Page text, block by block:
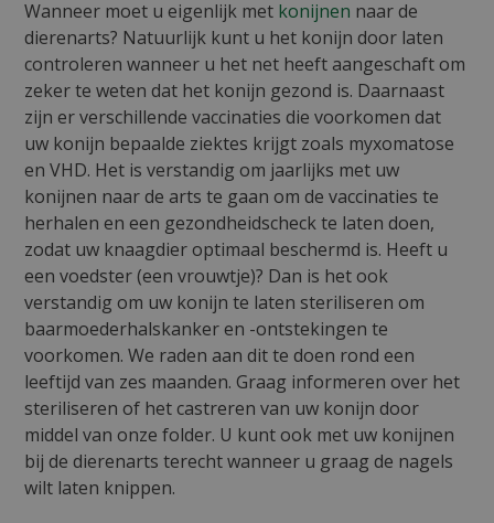
Wanneer moet u eigenlijk met konijnen naar de
dierenarts? Natuurlijk kunt u het konijn door laten
controleren wanneer u het net heeft aangeschaft om
zeker te weten dat het konijn gezond is. Daarnaast
zijn er verschillende vaccinaties die voorkomen dat
uw konijn bepaalde ziektes krijgt zoals myxomatose
en VHD. Het is verstandig om jaarlijks met uw
konijnen naar de arts te gaan om de vaccinaties te
herhalen en een gezondheidscheck te laten doen,
zodat uw knaagdier optimaal beschermd is. Heeft u
een voedster (een vrouwtje)? Dan is het ook
verstandig om uw konijn te laten steriliseren om
baarmoederhalskanker en -ontstekingen te
voorkomen. We raden aan dit te doen rond een
leeftijd van zes maanden. Graag informeren over het
steriliseren of het castreren van uw konijn door
middel van onze folder. U kunt ook met uw konijnen
bij de dierenarts terecht wanneer u graag de nagels
wilt laten knippen.